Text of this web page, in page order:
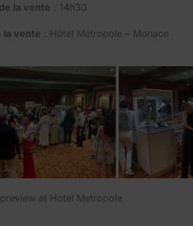
la vente : 14h30
la vente : Hôtel Métropole – Monaco
at Hotel Metropole